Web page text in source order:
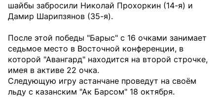
шайбы забросили Николай Прохоркин (14-я) и
Дамир Шарипзянов (35-я).
После этой победы "Барыс" с 16 очками занимает
седьмое место в Восточной конференции, в
которой "Авангард" находится на второй строчке,
имея в активе 22 очка.
Следующую игру астанчане проведут на своём
льду с казанским "Ак Барсом" 18 октября.